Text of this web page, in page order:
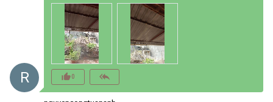
R thumb_up_alt0 reply_all